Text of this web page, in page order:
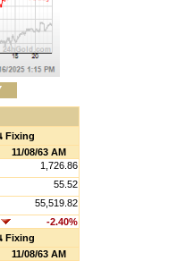
Fixing
11/08/63 AM
1,726.86
55.52
55,519.82
-2.40%
Fixing
11/08/63 AM